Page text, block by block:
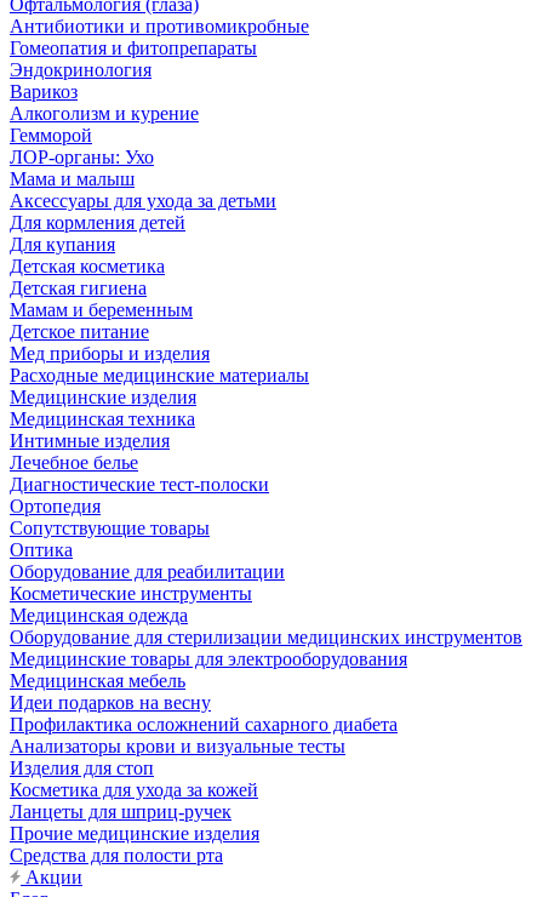
Офтальмология (глаза)
Антибиотики и противомикробные
Гомеопатия и фитопрепараты
Эндокринология
Варикоз
Алкоголизм и курение
Гемморой
ЛОР-органы: Ухо
Мама и малыш
Аксессуары для ухода за детьми
Для кормления детей
Для купания
Детская косметика
Детская гигиена
Мамам и беременным
Детское питание
Мед приборы и изделия
Расходные медицинские материалы
Медицинские изделия
Медицинская техника
Интимные изделия
Лечебное белье
Диагностические тест-полоски
Ортопедия
Сопутствующие товары
Оптика
Оборудование для реабилитации
Косметические инструменты
Медицинская одежда
Оборудование для стерилизации медицинских инструментов
Медицинские товары для электрооборудования
Медицинская мебель
Идеи подарков на весну
Профилактика осложнений сахарного диабета
Анализаторы крови и визуальные тесты
Изделия для стоп
Косметика для ухода за кожей
Ланцеты для шприц-ручек
Прочие медицинские изделия
Средства для полости рта
Акции